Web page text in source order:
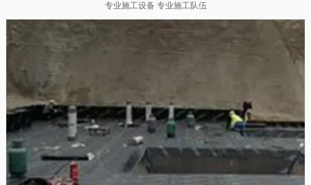
专业施工设备 专业施工队伍